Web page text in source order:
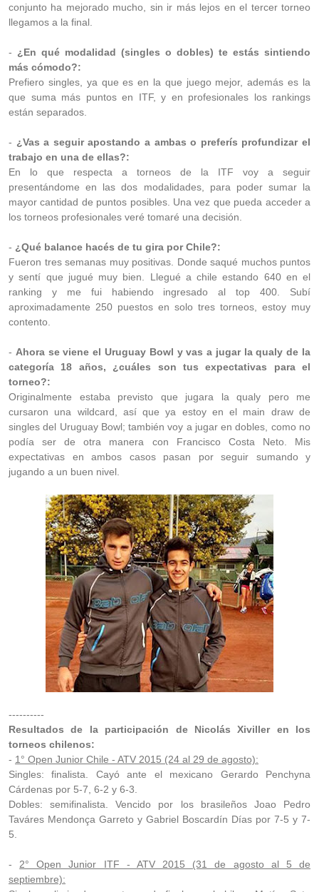
conjunto ha mejorado mucho, sin ir más lejos en el tercer torneo
llegamos a la final.
- ¿En qué modalidad (singles o dobles) te estás sintiendo
más cómodo?:
Prefiero singles, ya que es en la que juego mejor, además es la
que suma más puntos en ITF, y en profesionales los rankings
están separados.
- ¿Vas a seguir apostando a ambas o preferís profundizar el
trabajo en una de ellas?:
En lo que respecta a torneos de la ITF voy a seguir
presentándome en las dos modalidades, para poder sumar la
mayor cantidad de puntos posibles. Una vez que pueda acceder a
los torneos profesionales veré tomaré una decisión.
- ¿Qué balance hacés de tu gira por Chile?:
Fueron tres semanas muy positivas. Donde saqué muchos puntos
y sentí que jugué muy bien. Llegué a chile estando 640 en el
ranking y me fui habiendo ingresado al top 400. Subí
aproximadamente 250 puestos en solo tres torneos, estoy muy
contento.
- Ahora se viene el Uruguay Bowl y vas a jugar la qualy de la
categoría 18 años, ¿cuáles son tus expectativas para el
torneo?:
Originalmente estaba previsto que jugara la qualy pero me
cursaron una wildcard, así que ya estoy en el main draw de
singles del Uruguay Bowl; también voy a jugar en dobles, como no
podía ser de otra manera con Francisco Costa Neto. Mis
expectativas en ambos casos pasan por seguir sumando y
jugando a un buen nivel.
----------
Resultados de la participación de Nicolás Xiviller en los
torneos chilenos:
- 1° Open Junior Chile - ATV 2015 (24 al 29 de agosto):
Singles: finalista. Cayó ante el mexicano Gerardo Penchyna
Cárdenas por 5-7, 6-2 y 6-3.
Dobles: semifinalista. Vencido por los brasileños Joao Pedro
Taváres Mendonça Garreto y Gabriel Boscardín Días por 7-5 y 7-
5.
- 2° Open Junior ITF - ATV 2015 (31 de agosto al 5 de
septiembre):